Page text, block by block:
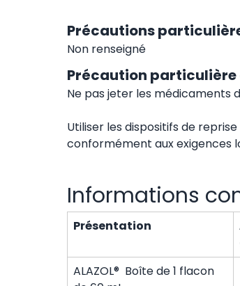
Précautions
Non renseigné
Précaution
Ne pas jeter les médicaments
Utiliser les dispositifs de
conformément aux exigences
Informations
Présentation
ALAZOL® Boîte de 1 flacon